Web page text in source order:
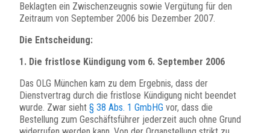
Beklagten ein Zwischenzeugnis sowie Vergütung für den
Zeitraum von September 2006 bis Dezember 2007.
Die Entscheidung:
1. Die fristlose Kündigung vom 6. September 2006
Das OLG München kam zu dem Ergebnis, dass der
Dienstvertrag durch die fristlose Kündigung nicht beendet
wurde. Zwar sieht § 38 Abs. 1 GmbHG vor, dass die
Bestellung zum Geschäftsführer jederzeit auch ohne Grund